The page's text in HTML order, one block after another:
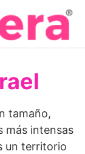
tamaño,
más intensas
un territorio